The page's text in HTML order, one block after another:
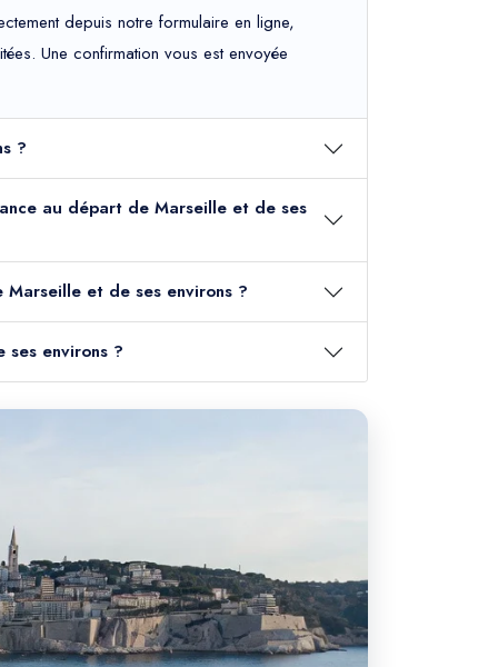
depuis notre formulaire en ligne,
Une confirmation vous est envoyée
?
au départ de Marseille et de ses
et de ses environs ?
environs ?